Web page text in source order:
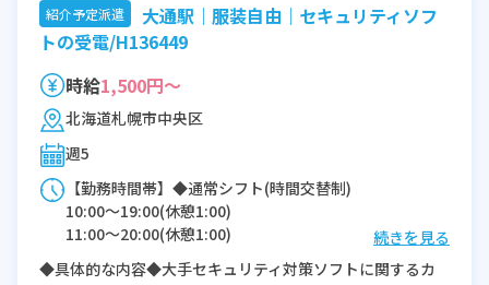
紹介予定派遣
大通駅｜服装自由｜セキュリティソフ
トの受電/H136449
時給1,500円～
北海道札幌市中央区
週5
【勤務時間帯】◆通常シフト(時間交替制)
10:00〜19:00(休憩1:00)
11:00〜20:00(休憩1:00)
続きを見る
◆具体的な内容◆大手セキュリティ対策ソフトに関するカ